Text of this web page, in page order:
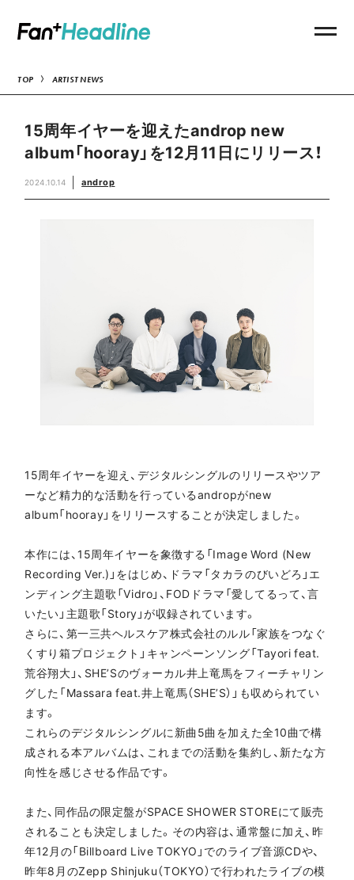
TOP ARTIST NEWS
15周年イヤーを迎えたandrop new
album「hooray」を12月11日にリリース！
2024.10.14 androp
15周年イヤーを迎え、デジタルシングルのリリースやツア
ーなど精力的な活動を行っているandropがnew
album「hooray」をリリースすることが決定しました。
本作には、15周年イヤーを象徴する「Image Word (New
Recording Ver.)」をはじめ、ドラマ「タカラのびいどろ」エ
ンディング主題歌「Vidro」、FODドラマ「愛してるって、言
いたい」主題歌「Story」が収録されています。
さらに、第一三共ヘルスケア株式会社のルル「家族をつなぐ
くすり箱プロジェクト」キャンペーンソング「Tayori feat.
荒谷翔大」、SHE’Sのヴォーカル井上竜馬をフィーチャリン
グした「Massara feat.井上竜馬（SHE’S）」も収められてい
ます。
これらのデジタルシングルに新曲5曲を加えた全10曲で構
成される本アルバムは、これまでの活動を集約し、新たな方
向性を感じさせる作品です。
また、同作品の限定盤がSPACE SHOWER STOREにて販売
されることも決定しました。その内容は、通常盤に加え、昨
年12月の「Billboard Live TOKYO」でのライブ音源CDや、
昨年8月のZepp Shinjuku（TOKYO）で行われたライブの模